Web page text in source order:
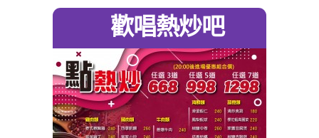
歡唱熱炒吧